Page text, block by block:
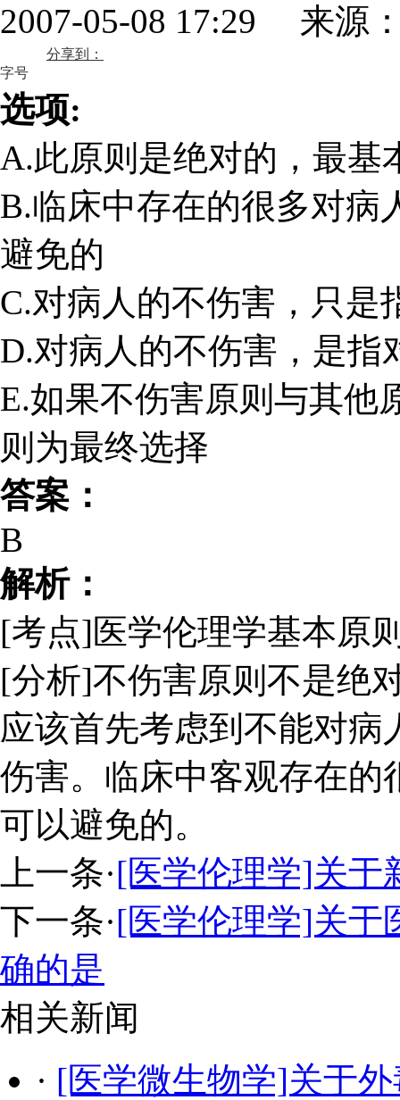
2007-05-08 17:29 来源
字号
分享到：
选项:
A.此原则是绝对的，最基
B.临床中存在的很多对病
避免的
C.对病人的不伤害，只是
D.对病人的不伤害，是指
E.如果不伤害原则与其他
则为最终选择
答案：
B
解析：
[考点]医学伦理学基本原
[分析]不伤害原则不是绝
应该首先考虑到不能对
伤害。临床中客观存在的
可以避免的。
上一条·[医学伦理学]关于
下一条·[医学伦理学]关于
确的是
相关新闻
· [医学微生物学]关于